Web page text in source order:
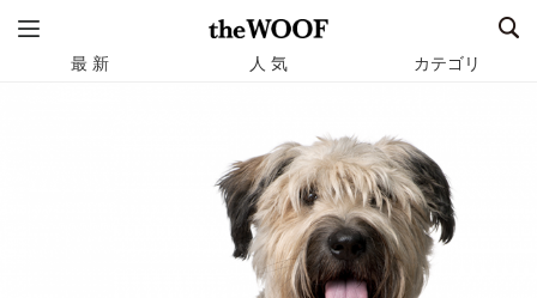
最 新 人 気 カテゴリ